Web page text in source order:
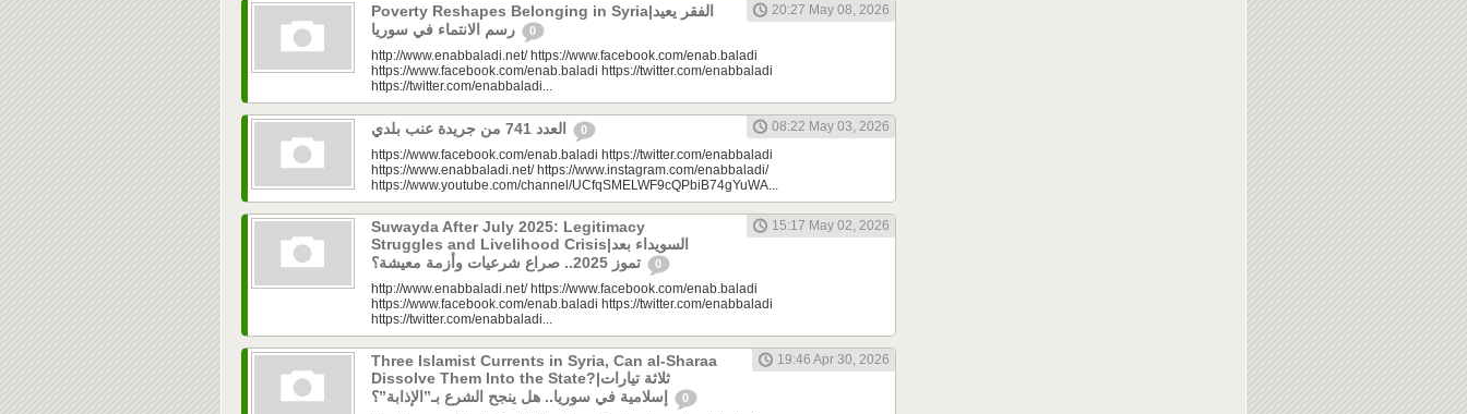
Poverty Reshapes Belonging in Syria|الفقر يعيد
0
20:27 May 08, 2026
http://www.enabbaladi.net/ https://www.facebook.com/enab.baladi
https://www.facebook.com/enab.baladi https://twitter.com/enabbaladi
https://twitter.com/enabbaladi...
0
08:22 May 03, 2026
https://www.facebook.com/enab.baladi https://twitter.com/enabbaladi
https://www.enabbaladi.net/ https://www.instagram.com/enabbaladi/
https://www.youtube.com/channel/UCfqSMELWF9cQPbiB74gYuWA...
Suwayda After July 2025: Legitimacy
Struggles and Livelihood Crisis|السويداء بعد
0
15:17 May 02, 2026
http://www.enabbaladi.net/ https://www.facebook.com/enab.baladi
https://www.facebook.com/enab.baladi https://twitter.com/enabbaladi
https://twitter.com/enabbaladi...
Three Islamist Currents in Syria, Can al-Sharaa
Dissolve Them Into the State?|ثلاثة تيارات
0
19:46 Apr 30, 2026